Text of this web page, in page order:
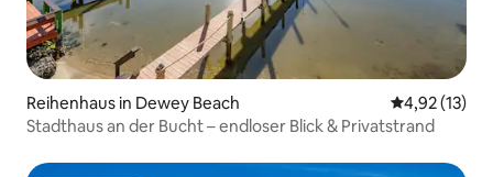
Reihenhaus in Dewey Beach
4,92 (13)
Stadthaus an der Bucht – endloser Blick & Privatstrand